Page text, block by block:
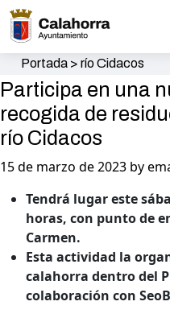
Portada> río Cidacos
Participa en una
recogida de
río Cidacos
15 de marzo de 2023 by
Tendrá lugar este
horas, con punto de
Carmen.
Esta actividad la
calahorra dentro del
colaboración con